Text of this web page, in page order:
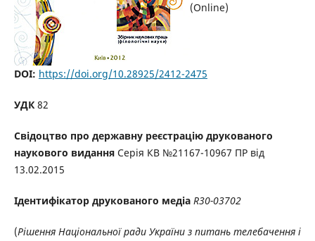
(Online)
DOI: https://doi.org/10.28925/2412-2475
УДК82
Свідоцтво про державну реєстрацію друкованого
наукового видання Серія КВ №21167-10967 ПР від
13.02.2015
Ідентифікатор друкованого медіа R30-03702
(Рішення Національної ради України з питань телебачення і